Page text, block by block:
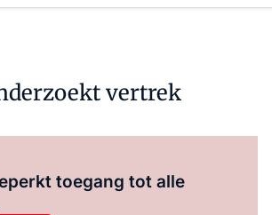
vertrek
toegang tot alle